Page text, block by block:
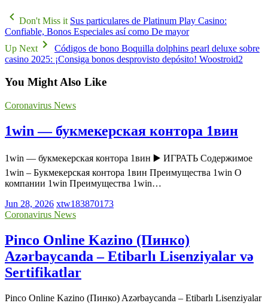
Don't Miss it Sus particulares de Platinum Play Casino:
Confiable, Bonos Especiales así­ como De mayor
Up Next
Códigos de bono Boquilla dolphins pearl deluxe sobre
casino 2025: ¡Consiga bonos desprovisto depósito! Woostroid2
You Might Also Like
Coronavirus News
1win — букмекерская контора 1вин
1win — букмекерская контора 1вин ▶️ ИГРАТЬ Содержимое
1win – Букмекерская контора 1вин Преимущества 1win О
компании 1win Преимущества 1win…
Jun 28, 2026 xtw183870173
Coronavirus News
Pinco Online Kazino (Пинко)
Azərbaycanda – Etibarlı Lisenziyalar və
Sertifikatlar
Pinco Online Kazino (Пинко) Azərbaycanda – Etibarlı Lisenziyalar